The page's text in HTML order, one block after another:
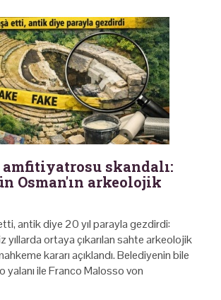
amfitiyatrosu skandalı:
Osman'ın arkeolojik
antik diye 20 yıl parayla gezdirdi:
yıllarda ortaya çıkarılan sahte arkeolojik
kararı açıklandı. Belediyenin bile
yalanı ile Franco Malosso von